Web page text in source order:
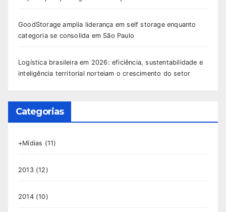
GoodStorage amplia liderança em self storage enquanto
categoria se consolida em São Paulo
Logística brasileira em 2026: eficiência, sustentabilidade e
inteligência territorial norteiam o crescimento do setor
Categorias
+Mídias (11)
2013(12)
2014(10)